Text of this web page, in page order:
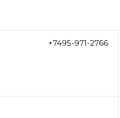
+7495-971-2766